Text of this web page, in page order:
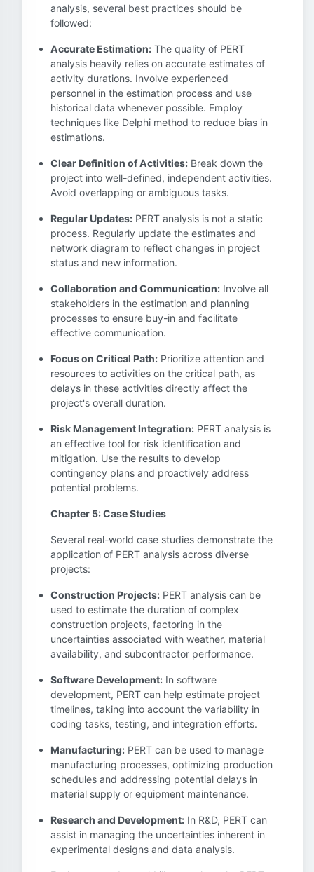
analysis, several best practices should be
followed:
Accurate Estimation: The quality of PERT
analysis heavily relies on accurate estimates of
activity durations. Involve experienced
personnel in the estimation process and use
historical data whenever possible. Employ
techniques like Delphi method to reduce bias in
estimations.
Clear Definition of Activities: Break down the
project into well-defined, independent activities.
Avoid overlapping or ambiguous tasks.
Regular Updates: PERT analysis is not a static
process. Regularly update the estimates and
network diagram to reflect changes in project
status and new information.
Collaboration and Communication: Involve all
stakeholders in the estimation and planning
processes to ensure buy-in and facilitate
effective communication.
Focus on Critical Path: Prioritize attention and
resources to activities on the critical path, as
delays in these activities directly affect the
project's overall duration.
Risk Management Integration: PERT analysis is
an effective tool for risk identification and
mitigation. Use the results to develop
contingency plans and proactively address
potential problems.
Chapter 5: Case Studies
Several real-world case studies demonstrate the
application of PERT analysis across diverse
projects:
Construction Projects: PERT analysis can be
used to estimate the duration of complex
construction projects, factoring in the
uncertainties associated with weather, material
availability, and subcontractor performance.
Software Development: In software
development, PERT can help estimate project
timelines, taking into account the variability in
coding tasks, testing, and integration efforts.
Manufacturing: PERT can be used to manage
manufacturing processes, optimizing production
schedules and addressing potential delays in
material supply or equipment maintenance.
Research and Development: In R&D, PERT can
assist in managing the uncertainties inherent in
experimental designs and data analysis.